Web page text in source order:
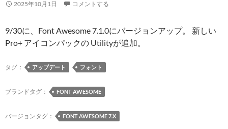
2025年10月1日 コメントする
9/30に、Font Awesome 7.1.0にバージョンアップ。 新しい
Pro+ アイコンパックの Utilityが追加。
タグ： アップデート フォント
ブランドタグ： FONT AWESOME
バージョンタグ： FONT AWESOME 7.X